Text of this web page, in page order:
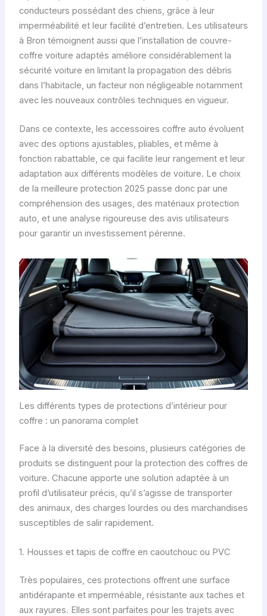
conducteurs possédant des chiens, grâce à leur
imperméabilité et leur facilité d’entretien. Les utilisateurs
à Bron témoignent aussi que l’installation de couvre-
coffre voiture adaptés améliore considérablement la
sécurité voiture en limitant la propagation des débris
dans l’habitacle, un facteur non négligeable notamment
avec les nouveaux contrôles techniques en vigueur.
Dans ce contexte, les accessoires coffre auto évoluent
avec des options ajustables, pliables, et même à
fonction rabattable, ce qui facilite leur rangement et leur
adaptation aux différents modèles de voiture. Le choix
de la meilleure protection 2025 passe donc par une
compréhension des usages, des matériaux protection
auto, et une analyse rigoureuse des avis utilisateurs
pour garantir un investissement pérenne.
Les différents types de protections d’intérieur pour
coffre : un panorama complet
Face à la diversité des besoins, plusieurs catégories de
produits se distinguent pour la protection des coffres de
voiture. Chacune apporte une solution adaptée à un
profil d’utilisateur précis, qu’il s’agisse de transporter
des animaux, des charges lourdes ou des marchandises
susceptibles de salir rapidement.
1. Housses et tapis de coffre en caoutchouc ou PVC
Très populaires, ces protections offrent une surface
antidérapante et imperméable, résistante aux taches et
aux rayures. Elles sont parfaites pour les trajets avec